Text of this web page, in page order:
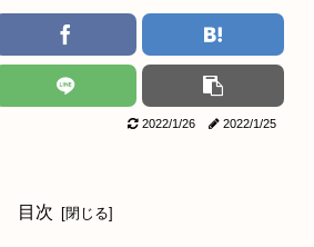
2022/1/26 2022/1/25
目次